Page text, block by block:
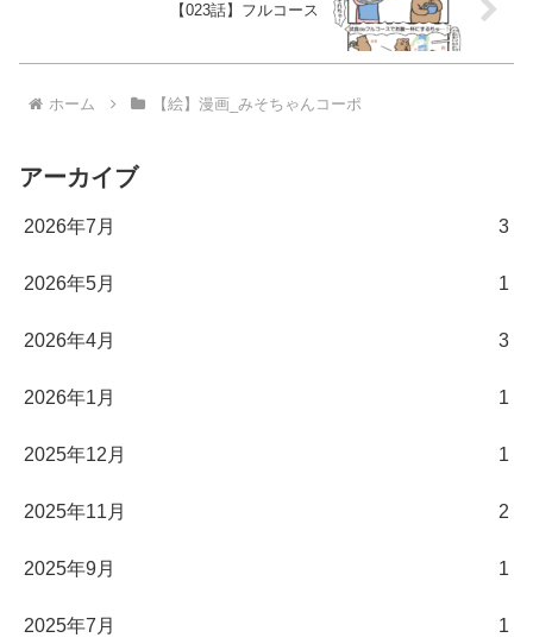
【023話】フルコース
ホーム 【絵】漫画_みそちゃんコーポ
アーカイブ
2026年7月 3
2026年5月 1
2026年4月 3
2026年1月 1
2025年12月 1
2025年11月 2
2025年9月 1
2025年7月 1